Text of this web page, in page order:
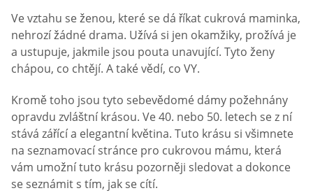
Ve vztahu se ženou, které se dá říkat cukrová maminka,
nehrozí žádné drama. Užívá si jen okamžiky, prožívá je
a ustupuje, jakmile jsou pouta unavující. Tyto ženy
chápou, co chtějí. A také vědí, co VY.
Kromě toho jsou tyto sebevědomé dámy požehnány
opravdu zvláštní krásou. Ve 40. nebo 50. letech se z ní
stává zářící a elegantní květina. Tuto krásu si všimnete
na seznamovací stránce pro cukrovou mámu, která
vám umožní tuto krásu pozorněji sledovat a dokonce
se seznámit s tím, jak se cítí.